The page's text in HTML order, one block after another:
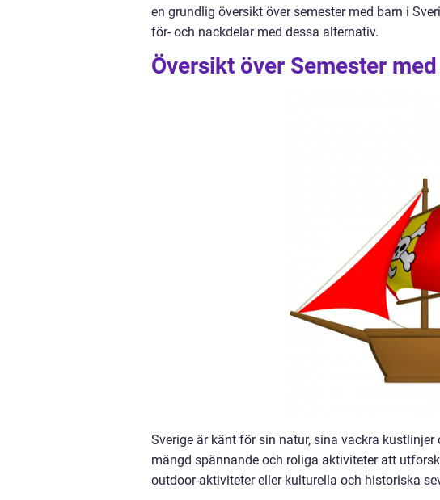
en grundlig översikt över semester med barn i
för- och nackdelar med dessa alternativ.
Översikt över Semester
Sverige är känt för sin natur, sina vackra
mängd spännande och roliga aktiviteter att
outdoor-aktiviteter eller kulturella och historiska